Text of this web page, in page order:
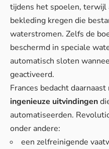
tijdens het spoelen,
bekleding kregen die
waterstromen. Zelfs de
beschermd in speciale
automatisch sloten
geactiveerd.
Frances bedacht
ingenieuze uitvindingen
automatiseerden.
onder andere:
een zelfreinigende